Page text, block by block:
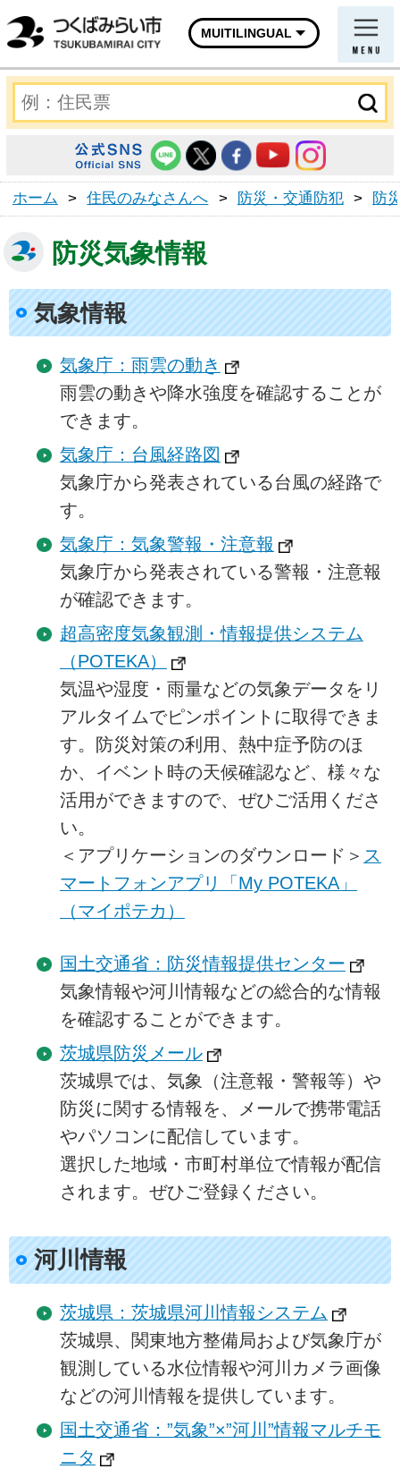
MUITILINGUAL
ホーム > 住民のみなさんへ > 防災・交通防犯 > 防
防災気象情報
気象情報
気象庁：雨雲の動き
雨雲の動きや降水強度を確認することが
できます。
気象庁：台風経路図
気象庁から発表されている台風の経路で
す。
気象庁：気象警報・注意報
気象庁から発表されている警報・注意報
が確認できます。
超高密度気象観測・情報提供システム
（POTEKA）
気温や湿度・雨量などの気象データをリ
アルタイムでピンポイントに取得できま
す。防災対策の利用、熱中症予防のほ
か、イベント時の天候確認など、様々な
活用ができますので、ぜひご活用くださ
い。
＜アプリケーションのダウンロード＞ ス
マートフォンアプリ「My POTEKA」
（マイポテカ）
国土交通省：防災情報提供センター
気象情報や河川情報などの総合的な情報
を確認することができます。
茨城県防災メール
茨城県では、気象（注意報・警報等）や
防災に関する情報を、メールで携帯電話
やパソコンに配信しています。
選択した地域・市町村単位で情報が配信
されます。ぜひご登録ください。
河川情報
茨城県：茨城県河川情報システム
茨城県、関東地方整備局および気象庁が
観測している水位情報や河川カメラ画像
などの河川情報を提供しています。
国土交通省：”気象”×”河川”情報マルチモ
ニタ